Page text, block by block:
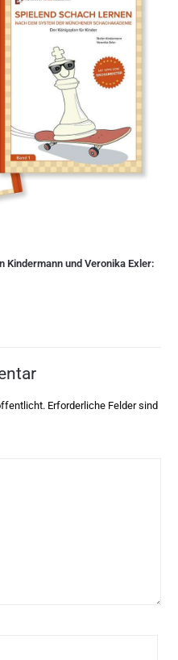
Kindermann und Veronika Exler:
Erforderliche Felder sind